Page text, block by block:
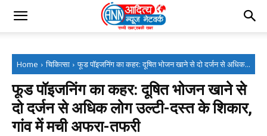
Home चिकित्सा फूड पॉइजनिंग का कहर: दूषित भोजन खाने से दो दर्जन से अधिक...
फूड पॉइजनिंग का कहर: दूषित भोजन खाने से
दो दर्जन से अधिक लोग उल्टी-दस्त के शिकार,
गांव में मची अफरा-तफरी